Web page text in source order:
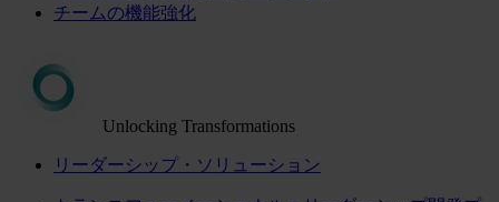
チームの機能強化
Unlocking Transformations
リーダーシップ・ソリューション